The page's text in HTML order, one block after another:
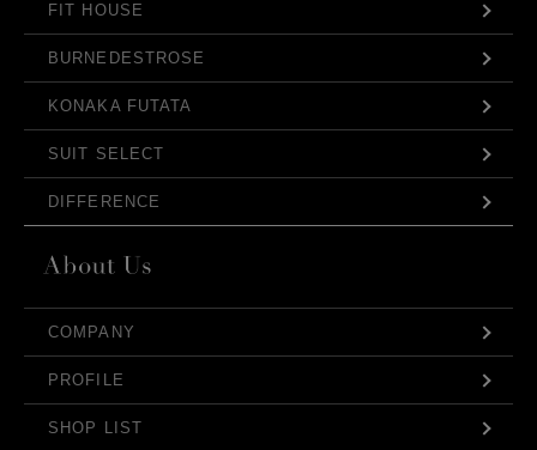
FIT HOUSE
BURNEDESTROSE
KONAKA FUTATA
SUIT SELECT
DIFFERENCE
COMPANY
PROFILE
SHOP LIST